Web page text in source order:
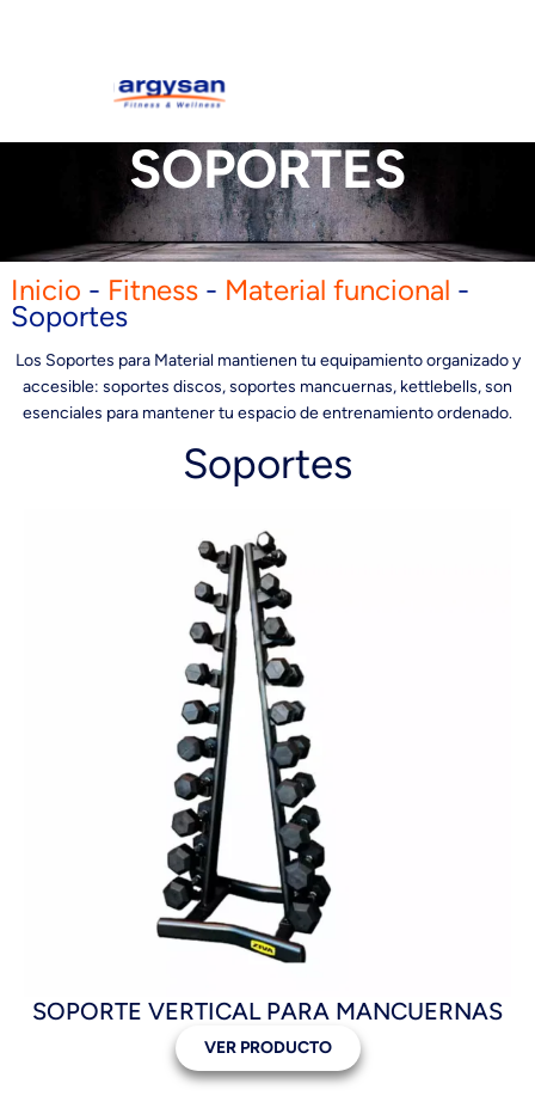
SOPORTES
Inicio - Fitness- Material funcional -
Soportes
Los Soportes para Material mantienen tu equipamiento organizado y
accesible: soportes discos, soportes mancuernas, kettlebells, son
esenciales para mantener tu espacio de entrenamiento ordenado.
Soportes
SOPORTE VERTICAL PARA MANCUERNAS
VER PRODUCTO